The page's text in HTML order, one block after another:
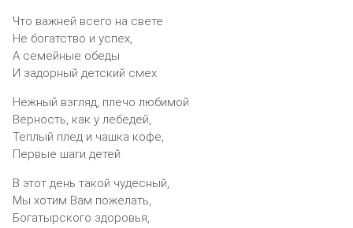
Что важней всего на свете
Не богатство и успех,
А семейные обеды
И задорный детский смех.
Нежный взгляд, плечо любимой
Верность, как у лебедей,
Теплый плед и чашка кофе,
Первые шаги детей.
В этот день такой чудесный,
Мы хотим Вам пожелать,
Богатырского здоровья,